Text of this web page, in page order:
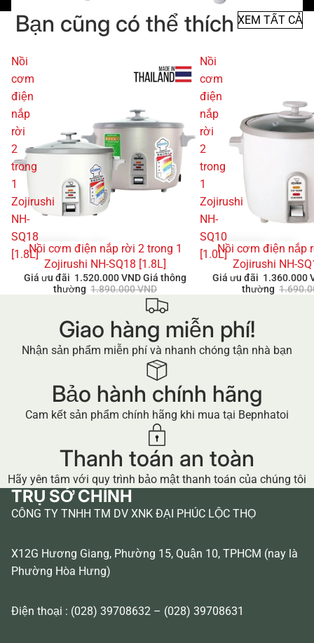
Bạn cũng có thể thích XEM TẤT CẢ
Nồi
cơm
điện
nắp
rời
2
trong
1
Zojirushi
NH-
SQ18
[1.8L]
GIẢM GIÁ
Nồi cơm điện nắp rời 2 trong 1
Zojirushi NH-SQ18 [1.8L]
Giá ưu đãi 1.520.000 VND Giá thông
thường 1.890.000 VND
Nồi
cơm
điện
nắp
rời
2
trong
1
Zojirushi
NH-
SQ10
[1.0L]
GIẢM GIÁ
Nồi cơm điện nắp
Zojirushi NH-
Giá ưu đãi 1.360.000
thường
Giao hàng miễn phí!
Nhận sản phẩm miễn phí và nhanh chóng tận nhà bạn
Bảo hành chính hãng
Cam kết sản phẩm chính hãng khi mua tại Bepnhatoi
Thanh toán an toàn
Hãy yên tâm với quy trình bảo mật thanh toán của chúng tôi
TRỤ SỞ CHÍNH
CÔNG TY TNHH TM DV XNK ĐẠI PHÚC LỘC THỌ
X12G Hương Giang, Phường 15, Quận 10, TPHCM (nay là
Phường Hòa Hưng)
Điện thoại : (028) 39708632 – (028) 39708631